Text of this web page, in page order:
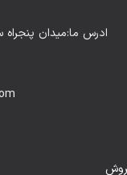
ادرس ما:میدان